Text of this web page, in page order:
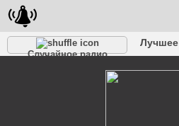
Случайное радио
Лучшее
Рэп